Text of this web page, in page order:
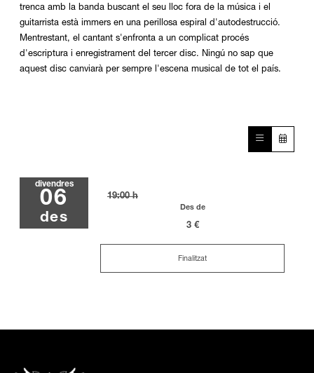
trenca amb la banda buscant el seu lloc fora de la música i el
guitarrista està immers en una perillosa espiral d'autodestrucció.
Mentrestant, el cantant s'enfronta a un complicat procés
d'escriptura i enregistrament del tercer disc. Ningú no sap que
aquest disc canviarà per sempre l'escena musical de tot el país.
divendres
06
des
19:00 h
Des de
3 €
Finalitzat